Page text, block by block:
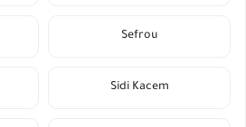
Sefrou
Sidi Kacem